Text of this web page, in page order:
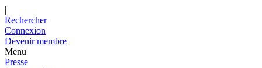
|
Rechercher
Connexion
Devenir membre
Menu
Presse